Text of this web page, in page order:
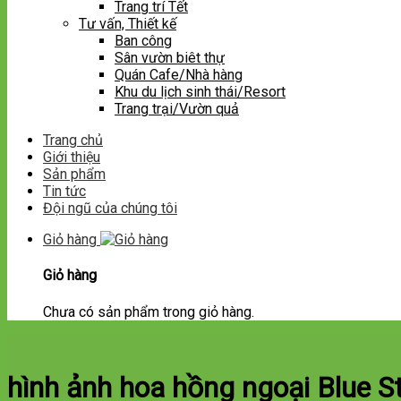
Trang trí Tết
Tư vấn, Thiết kế
Ban công
Sân vườn biêt thự
Quán Cafe/Nhà hàng
Khu du lịch sinh thái/Resort
Trang trại/Vườn quả
Trang chủ
Giới thiệu
Sản phẩm
Tin tức
Đội ngũ của chúng tôi
Giỏ hàng
Giỏ hàng
Chưa có sản phẩm trong giỏ hàng.
hình ảnh hoa hồng ngoại Blue